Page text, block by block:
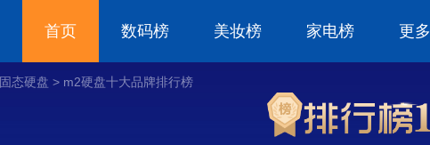
首页 数码榜 美妆榜 家电榜 更多
固态硬盘 > m2硬盘十大品牌排行榜